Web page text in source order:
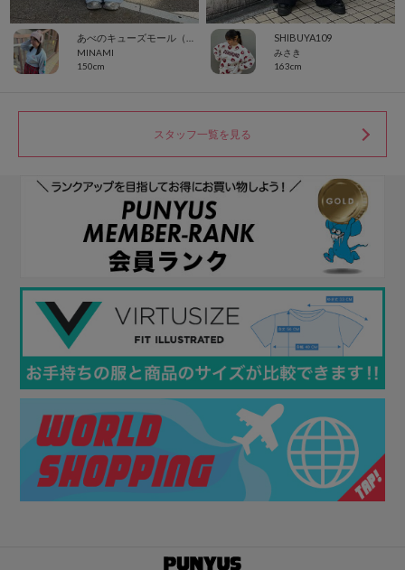
MINAMI
150cm
SHIBUYA109
みさき
163cm
スタッフ一覧を見る